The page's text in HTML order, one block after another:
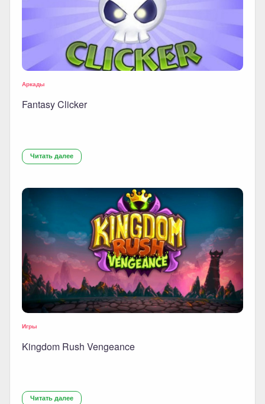
Аркады
Fantasy Clicker
Читать далее
Игры
Kingdom Rush Vengeance
Читать далее